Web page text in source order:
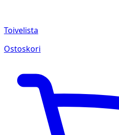
Toivelista
Ostoskori